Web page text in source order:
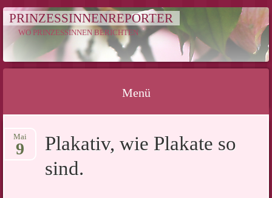
PRINZESSINNENREPORTER
WO PRINZESSINNEN BERICHTEN
Menü
zum
Inhalt
Plakativ, wie Plakate so
sind.
Mai
9